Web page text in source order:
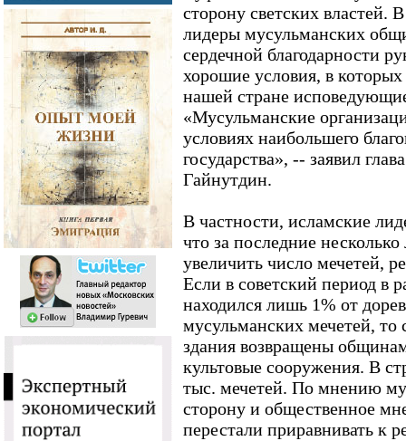
сторону светских властей.
лидеры мусульманских
сердечной благодарности
хорошие условия, в
нашей стране
«Мусульманские
условиях наибольшего
государства», -- заявил
Гайнутдин.
В частности, исламские
что за последние несколько
увеличить число мечетей,
Если в советский период в
находился лишь 1% от
мусульманских мечетей, то
здания возвращены
культовые сооружения. В
тыс. мечетей. По мнению
сторону и общественное
перестали приравнивать к